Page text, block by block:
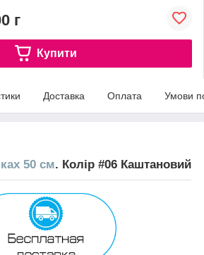
г
Купити
Доставка Оплата Умови
50 см. Колір #06 Каштановий